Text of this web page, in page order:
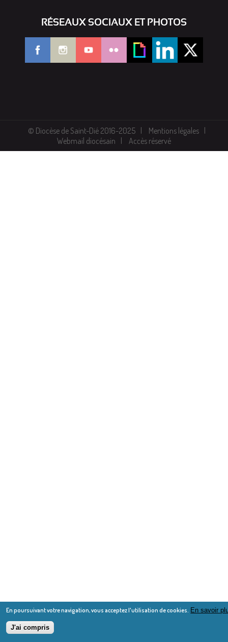
RÉSEAUX SOCIAUX ET PHOTOS
© Diocèse de Saint-Dié 2016-2025
Mentions légales
Webmail diocésain
Accès réservé
En poursuivant votre navigation, vous acceptez l'utilisation de cookies. En savoir
J'ai compris